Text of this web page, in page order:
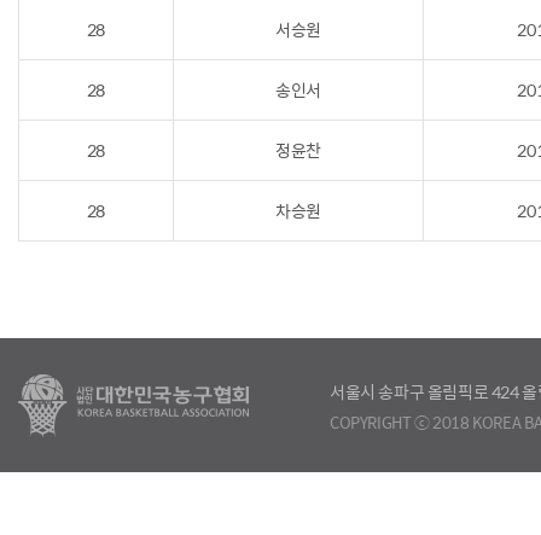
28 서승원
28 송인서
28 정윤찬
28 차승원
서울시 송파구 올림픽로 424
COPYRIGHT ⓒ 2018 KOREA